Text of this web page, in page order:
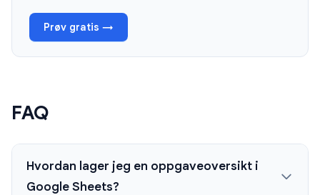
Prøv gratis →
FAQ
Hvordan lager jeg en oppgaveoversikt i
Google Sheets?